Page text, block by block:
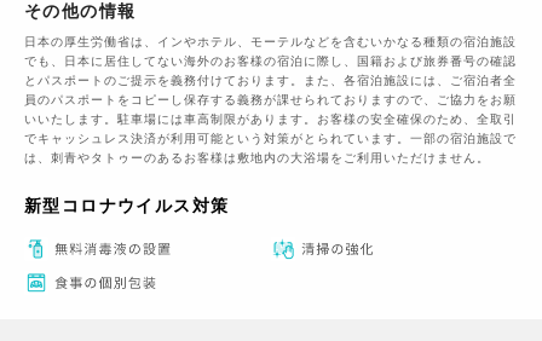
その他の情報
日本の厚生労働省は、インやホテル、モーテルなどを含むいかなる種類の宿泊施設
でも、日本に​居住してない海外のお客様の宿泊に際し、国籍および旅券番号の確認
とパスポートのご提示を義務付け​ております。また、各宿泊施設には、ご宿泊者全
員のパスポートをコピーし保存する義務が課せられておりますの​で、ご協力をお願
いいたします。駐車場には車高制限があります。お客様の安全確保のため、全取引
でキャッシュレス決済が利用可能という対策がとられています。一部の宿泊施設で
は、刺青やタトゥーのあるお客様は敷地内の大浴場をご利用いただけません。
新型コロナウイルス対策